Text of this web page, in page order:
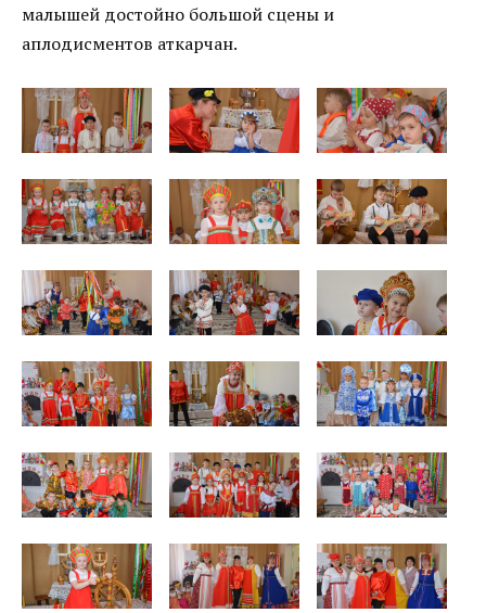
малышей достойно большой сцены и
аплодисментов аткарчан.